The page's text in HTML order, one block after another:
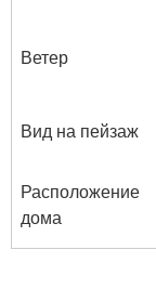
Ветер
Вид на пейзаж
Расположение
дома